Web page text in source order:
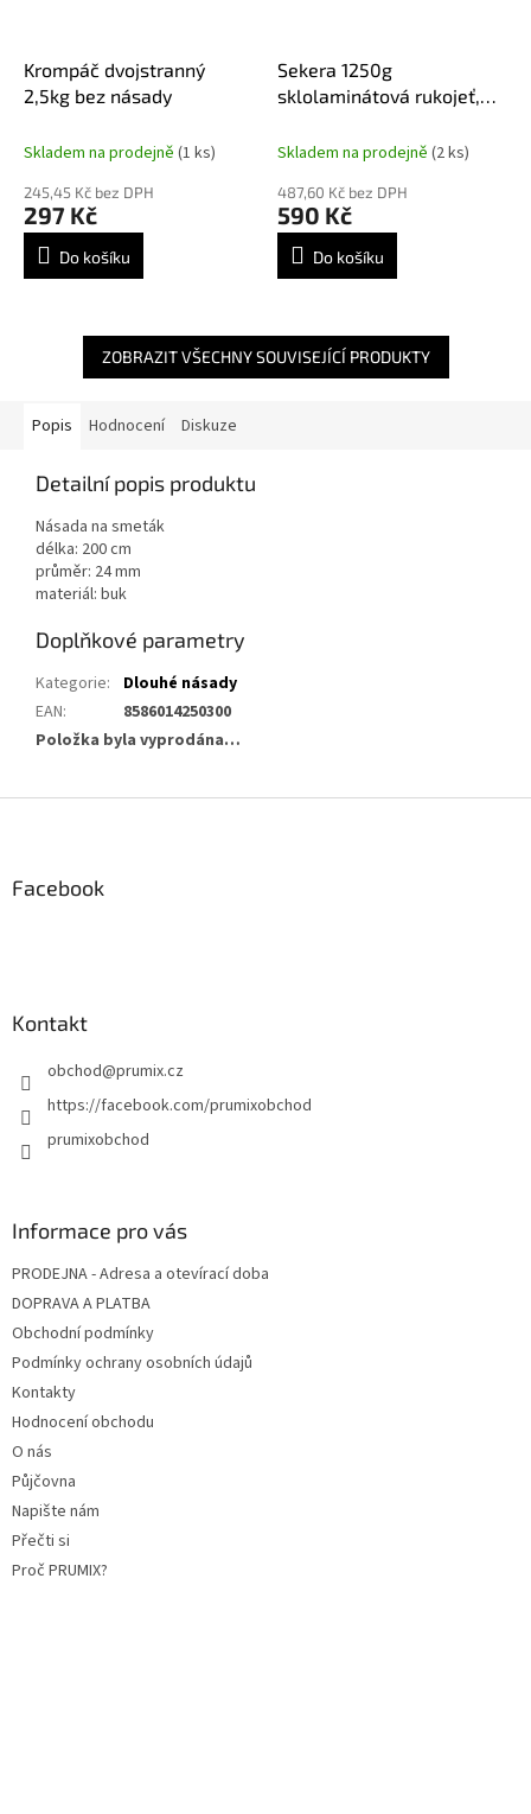
Krompáč dvojstranný
2,5kg bez násady
Skladem na prodejně (1 ks)
245,45 Kč bez DPH
297 Kč
Do košíku
Sekera 1250g
sklolaminátová rukojeť,
Skladem na prodejně (2 ks)
487,60 Kč bez DPH
590 Kč
Do košíku
ZOBRAZIT VŠECHNY SOUVISEJÍCÍ PRODUKTY
Popis Hodnocení Diskuze
Detailní popis produktu
Násada na smeták
délka: 200 cm
průměr: 24 mm
materiál: buk
Doplňkové parametry
Kategorie:
Dlouhé násady
EAN:
8586014250300
Položka byla vyprodána…
Facebook
Kontakt
obchod@prumix.cz
https://facebook.com/prumixobchod
prumixobchod
Informace pro vás
PRODEJNA - Adresa a otevírací doba
DOPRAVA A PLATBA
Obchodní podmínky
Podmínky ochrany osobních údajů
Kontakty
Hodnocení obchodu
O nás
Půjčovna
Napište nám
Přečti si
Proč PRUMIX?